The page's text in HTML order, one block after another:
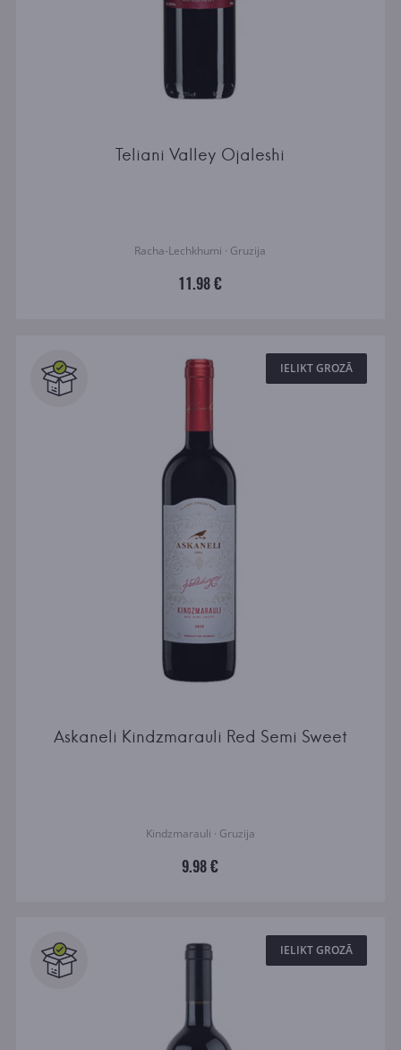
Teliani Valley Ojaleshi
Racha-Lechkhumi · Gruzija
11.98 €
IELIKT GROZĀ
Askaneli Kindzmarauli Red Semi Sweet
Kindzmarauli · Gruzija
9.98 €
IELIKT GROZĀ